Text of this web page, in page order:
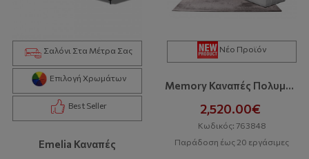
Σαλόνι Στα Μέτρα Σας
Επιλογή Χρωμάτων
Best Seller
Emelia Καναπές
Νέο Προϊόν
Memory Καναπές Πολυμορφικός
2,520.00€
Κωδικός: 763848
Παράδοση έως 20 εργάσιμες